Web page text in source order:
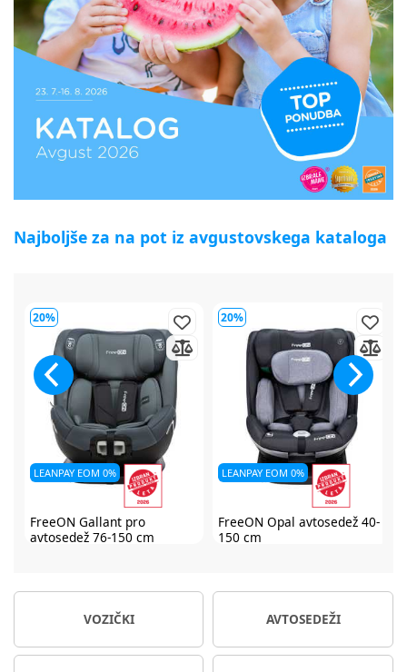
Najboljše za na pot iz avgustovskega kataloga
20%
LEANPAY EOM 0%
FreeON Opal avtosedež 40-
150 cm
183,99 € 229,99 €
20%
LEANPAY EOM 0%
FreeON Opal avtosedež 40-
150 cm
183,99 € 229,99 €
VOZIČKI AVTOSEDEŽI